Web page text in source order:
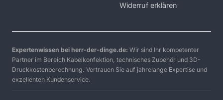
Widerruf erklären
Expertenwissen bei herr-der-dinge.de: Wir sind Ihr kompetenter
Partner im Bereich Kabelkonfektion, technisches Zubehör und 3D-
Druckkostenberechnung. Vertrauen Sie auf jahrelange Expertise und
exzellenten Kundenservice.